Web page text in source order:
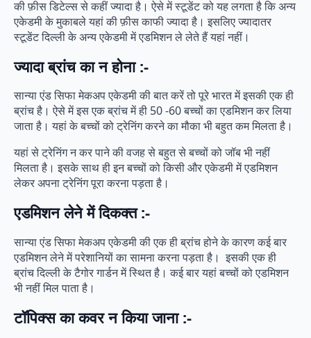
की फ़ीस डिटेल्स से कहीं ज्यादा है। ऐसे में स्टूडेंट को यह लगता है कि अन्य
एकेडमी के मुकाबले यहां की फ़ीस काफी ज्यादा है। इसलिए ज्यादातर
स्टूडेंट दिल्ली के अन्य एकेडमी में एडमिशन ले लेते हैं यहां नहीं।
ज्यादा ब्रांच का न होना :-
सान्या एंड सिफा मेकअप एकेडमी की बात करें तो पूरे भारत में इसकी एक ही
ब्रांच है। ऐसे में इस एक ब्रांच में ही 50 -60 बच्चों का एडमिशन कर लिया
जाता है। यहां के बच्चों को ट्रेनिंग करने का मौका भी बहुत कम मिलता है।
यहां से ट्रेनिंग न कर पाने की वजह से बहुत से बच्चों को जॉब भी नहीं
मिलता है। इसके साथ ही इन बच्चों को किसी और एकेडमी में एडमिशन
लेकर अपना ट्रेनिंग पूरा करना पड़ता है।
एडमिशन लेने में दिकक्त :-
सान्या एंड सिफा मेकअप एकेडमी की एक ही ब्रांच होने के कारण कई बार
एडमिशन लेने में परेशानियों का सामना करना पड़ता है। इसकी एक ही
ब्रांच दिल्ली के टैगोर गार्डन में स्थित है। कई बार यहां बच्चों को एडमिशन
भी नहीं मिल पाता है।
टॉपिक्स का कवर न किया जाना :-